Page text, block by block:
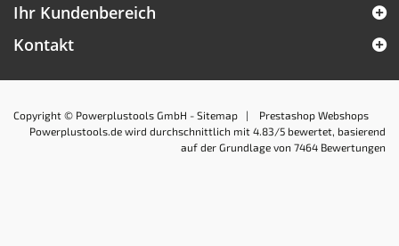
Ihr Kundenbereich
Kontakt
Copyright © Powerplustools GmbH - Sitemap | Prestashop Webshops
Powerplustools.de wird durchschnittlich mit 4.83 /5 bewertet, basierend
auf der Grundlage von 7464 Bewertungen